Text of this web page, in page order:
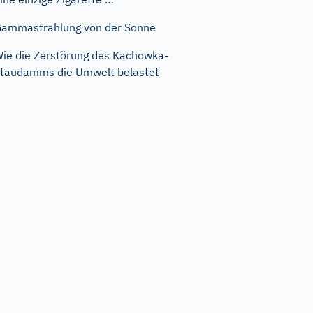
von der Sonne
die Zerstörung des Kachowka-
die Umwelt belastet